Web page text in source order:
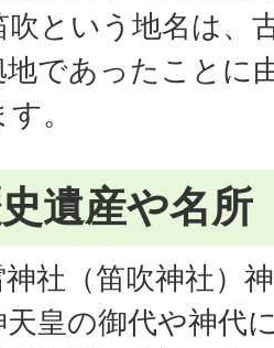
吹という地名は、
地であったことに
。
遺産や名所
社（笛吹神社）
天皇の御代や神代